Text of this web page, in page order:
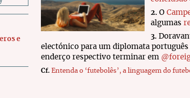
e
2. O
algumas
3.
electónico para um diplomata
enderço respectivo terminar em
Cf. Entenda o ‘futebolês’, a linguagem do